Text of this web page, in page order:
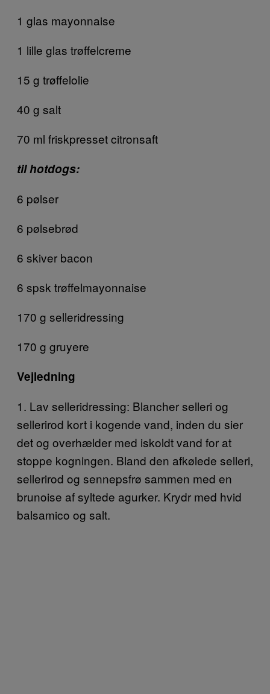
1 glas mayonnaise
1 lille glas trøffelcreme
15 g trøffelolie
40 g salt
70 ml friskpresset citronsaft
til hotdogs:
6 pølser
6 pølsebrød
6 skiver bacon
6 spsk trøffelmayonnaise
170 g selleridressing
170 g gruyere
Vejledning
1. Lav selleridressing: Blancher selleri og
sellerirod kort i kogende vand, inden du sier
det og overhælder med iskoldt vand for at
stoppe kogningen. Bland den afkølede selleri,
sellerirod og sennepsfrø sammen med en
brunoise af syltede agurker. Krydr med hvid
balsamico og salt.